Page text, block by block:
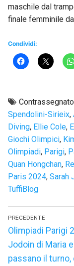
maschile dal
finale femminile
Condividi:
Contrassegnato
Spendolini-Sirieix,
Diving, Ellie Cole,
Giochi Olimpici,
Olimpiadi, Parigi,
Quan Hongchan,
Paris 2024, Sarah
TuffiBlog
Navigazione
articoli
PRECEDENTE
Articolo
precedente:
Olimpiadi Parigi
Jodoin di Maria
passano il turno,